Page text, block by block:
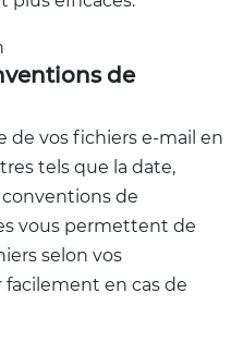
de
de vos fichiers e-mail en
tels que la date,
de
vous permettent de
selon vos
en cas de